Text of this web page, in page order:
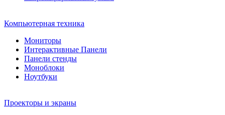
Компьютерная техника
Мониторы
Интерактивные Панели
Панели стенды
Моноблоки
Ноутбуки
Проекторы и экраны